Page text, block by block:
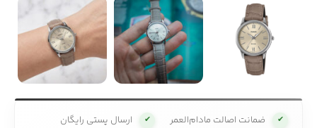
✔ ضمانت اصالت مادام‌العمر ✔ ارسال پستی رایگان